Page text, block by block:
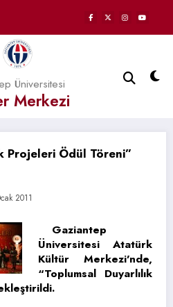
Üniversitesi
Merkezi
Projeleri Ödül Töreni”
2011
Gaziantep
Üniversitesi Atatürk
Kültür Merkezi’nde,
“Toplumsal Duyarlılık